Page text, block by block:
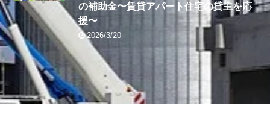
の補助金〜賃貸アパート住宅の貸主を応
援〜
2026/3/20